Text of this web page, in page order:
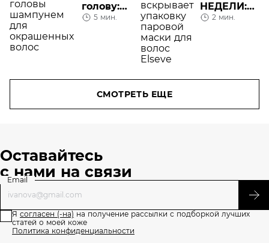
голову:
выбираем
окрашенных
5 мин.
НЕДЕЛИ:
паровая
2 мин.
СМОТРЕТЬ ЕЩЕ
Оставайтесь
с нами на связи
Email
Я согласен (-на) на получение рассылки с подборкой лучших
статей о моей коже
Политика конфиденциальности